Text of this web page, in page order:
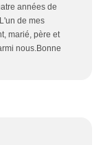
années de
de mes
marié, père et
nous.Bonne